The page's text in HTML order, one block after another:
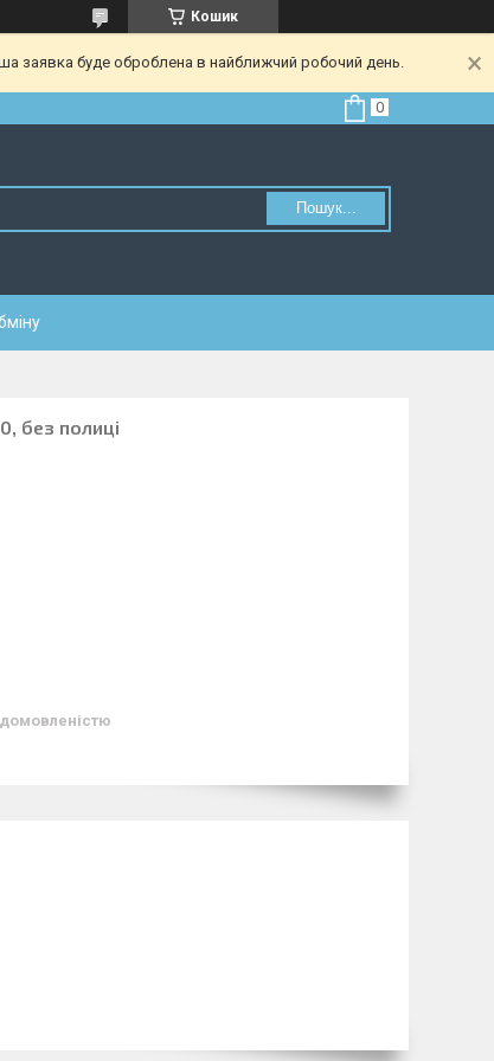
Кошик
заявка буде оброблена в найближчий робочий день.
Пошук...
без полиці